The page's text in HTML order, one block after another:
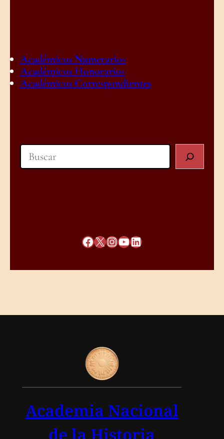
Académicos Numerarios
Académicos Honorarios
Académicos Correspondientes
Search
Facebook
X Instagram
YouTube
LinkedIn
Academia Nacional
de la Historia